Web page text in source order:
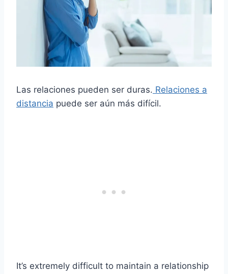
Las relaciones pueden ser duras. Relaciones a
distancia puede ser aún más difícil.
It’s extremely difficult to maintain a relationship